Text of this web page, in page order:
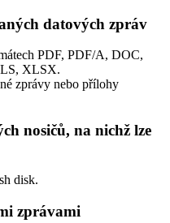
datových zpráv
PDF, PDF/A, DOC,
XLSX.
zprávy nebo přílohy
nosičů, na nichž lze
disk.
zprávami